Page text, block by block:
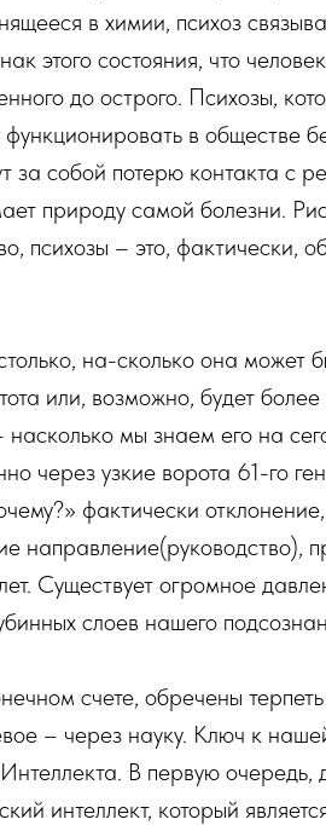
в химии, психоз
этого состояния, что
до острого. Психозы,
в обществе
за собой потерю контакта с
природу самой болезни.
психозы – это, фактически,
на-сколько она может
или, возможно, будет
мы знаем его на
через узкие ворота 61-го
фактически
направление(руководство),
Существует огромное
слоев нашего
счете, обречены
– через науку. Ключ к
В первую очередь,
интеллект, который